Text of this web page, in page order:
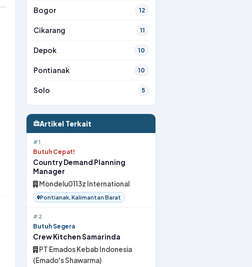
Bogor 12
Cikarang 11
Depok 10
Pontianak 10
Solo 5
Artikel Terkait
#1
Butuh Cepat!
Country Demand Planning
Manager
Mondelu0113z International
Pontianak, Kalimantan Barat
#2
Butuh Segera
Crew Kitchen Samarinda
PT Emados Kebab Indonesia
(Emado's Shawarma)